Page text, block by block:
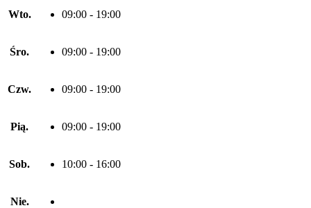
Wto. 09:00 - 19:00
Śro. 09:00 - 19:00
Czw. 09:00 - 19:00
Pią. 09:00 - 19:00
Sob. 10:00 - 16:00
Nie.